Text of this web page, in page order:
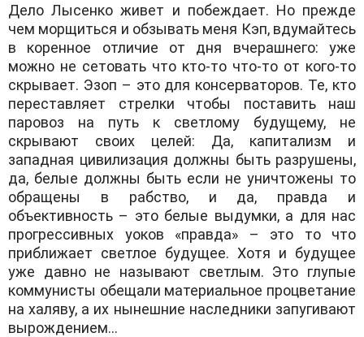
Дело Лысенко живет и побеждает. Но прежде
чем морщиться и обзывать меня Кэп, вдумайтесь
в коренное отличие от дня вчерашнего: уже
можно не сетовать что кто-то что-то от кого-то
скрывает. Эзоп – это для консерваторов. Те, кто
переставляет стрелки чтобы поставить наш
паровоз на путь к светлому будущему, не
скрывают своих целей: Да, капитализм и
западная цивилизация должны быть разрушены,
да, белые должны быть если не уничтожены то
обращены в рабство, и да, правда и
объективность – это белые выдумки, а для нас
прогрессивных уоков «правда» – это то что
приближает светлое будущее. Хотя и будущее
уже давно не называют светлым. Это глупые
коммунисты обещали материальное процветание
на халяву, а их нынешние наследники запугивают
вырождением…